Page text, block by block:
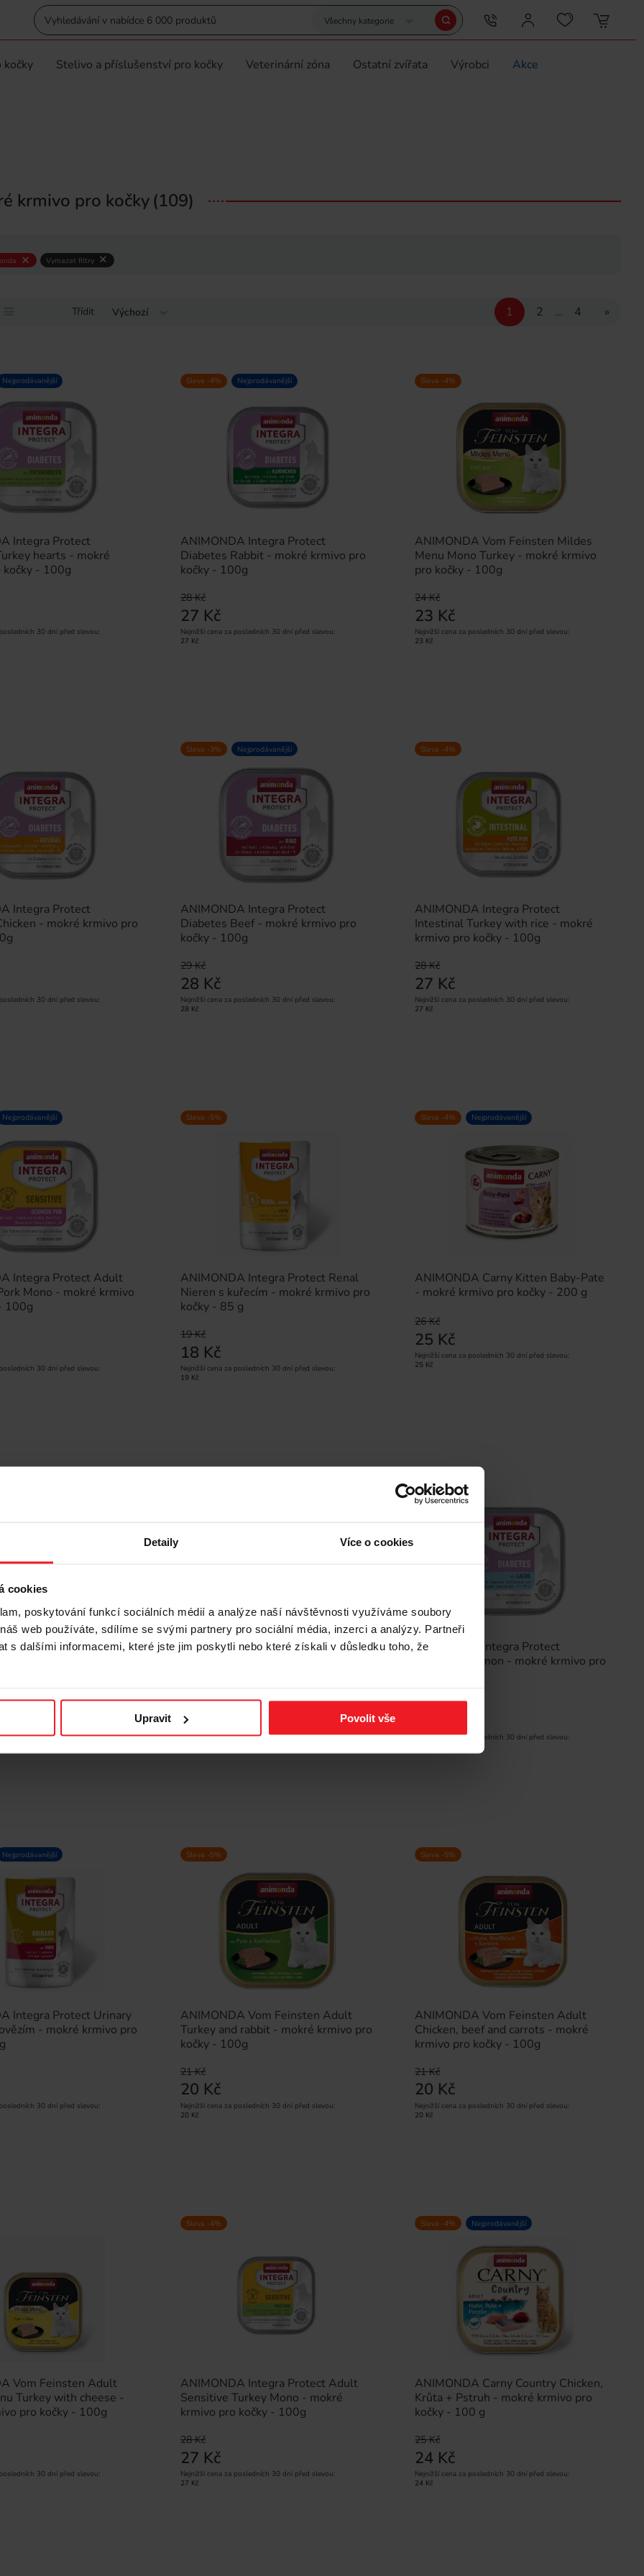
Detaily Více o cookies
cookies
poskytování funkcí sociálních médií a analýze naší návštěvnosti využíváme soubory
web používáte, sdílíme se svými partnery pro sociální média, inzerci a analýzy. Partneři
s dalšími informacemi, které jste jim poskytli nebo které získali v důsledku toho, že
Upravit Povolit vše
Všechny kategorie
kočky Stelivo a příslušenství pro kočky Veterinární zóna Ostatní zvířata Výrobci Akce
krmivo pro kočky(109)
Vymazat filtry
Třídit Výchozí 1 2 … 4 »
Integra Protect
hearts - mokré
kočky - 100g
30 dní před slevou:
Nejprodávanější
ANIMONDA Integra Protect
Diabetes Rabbit - mokré krmivo pro
kočky - 100g
28 Kč
27 Kč
Nejnižší cena za posledních 30 dní před slevou:
27 Kč
Sleva -4% Nejprodávanější
ANIMONDA Vom Feinsten Mildes
Menu Mono Turkey - mokré krmivo
pro kočky - 100g
24 Kč
23 Kč
Nejnižší cena za posledních 30 dní před slevou:
23 Kč
Sleva -4%
Integra Protect
- mokré krmivo pro
30 dní před slevou:
ANIMONDA Integra Protect
Diabetes Beef - mokré krmivo pro
kočky - 100g
29 Kč
28 Kč
Nejnižší cena za posledních 30 dní před slevou:
28 Kč
Sleva -3% Nejprodávanější
ANIMONDA Integra Protect
Intestinal Turkey with rice - mokré
krmivo pro kočky - 100g
28 Kč
27 Kč
Nejnižší cena za posledních 30 dní před slevou:
27 Kč
Sleva -4%
Integra Protect Adult
Mono - mokré krmivo
100g
30 dní před slevou:
Nejprodávanější
ANIMONDA Integra Protect Renal
Nieren s kuřecím - mokré krmivo pro
kočky - 85 g
19 Kč
18 Kč
Nejnižší cena za posledních 30 dní před slevou:
19 Kč
Sleva -5%
ANIMONDA Carny Kitten Baby-Pate
- mokré krmivo pro kočky - 200 g
26 Kč
25 Kč
Nejnižší cena za posledních 30 dní před slevou:
25 Kč
Sleva -4% Nejprodávanější
Integra Protect
with rice - mokré
30 dní před slevou:
ANIMONDA Integra Protect Urinary
18 Kč
17 Kč
Nejnižší cena za posledních 30 dní před slevou:
ANIMONDA Integra Protect
Diabetes Salmon - mokré krmivo pro
29 Kč
Nejnižší cena za posledních 30 dní před slevou:
Sleva -3%
Integra Protect Urinary
- mokré krmivo pro
30 dní před slevou:
Nejprodávanější
ANIMONDA Vom Feinsten Adult
Turkey and rabbit - mokré krmivo pro
kočky - 100g
21 Kč
20 Kč
Nejnižší cena za posledních 30 dní před slevou:
20 Kč
Sleva -5%
ANIMONDA Vom Feinsten Adult
Chicken, beef and carrots - mokré
krmivo pro kočky - 100g
21 Kč
20 Kč
Nejnižší cena za posledních 30 dní před slevou:
20 Kč
Sleva -5%
Vom Feinsten Adult
Turkey with cheese -
pro kočky - 100g
30 dní před slevou:
ANIMONDA Integra Protect Adult
Sensitive Turkey Mono - mokré
krmivo pro kočky - 100g
28 Kč
27 Kč
Nejnižší cena za posledních 30 dní před slevou:
27 Kč
Sleva -4%
ANIMONDA Carny Country Chicken,
Krůta + Pstruh - mokré krmivo pro
kočky - 100 g
25 Kč
24 Kč
Nejnižší cena za posledních 30 dní před slevou:
24 Kč
Sleva -4% Nejprodávanější